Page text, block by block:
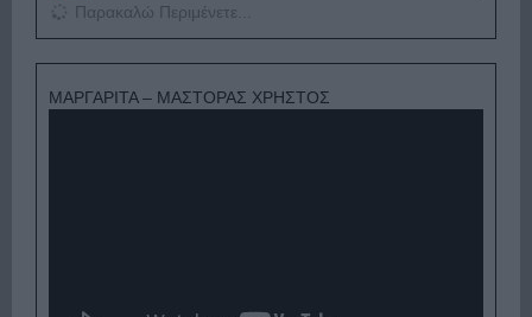
Παρακαλώ Περιμένετε...
ΜΑΡΓΑΡΙΤΑ – ΜΑΣΤΟΡΑΣ ΧΡΗΣΤΟΣ